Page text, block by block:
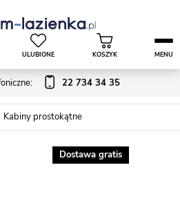
22 734 34 35
ULUBIONE KOSZYK MENU
Kabiny prostokątne
Dostawa gratis